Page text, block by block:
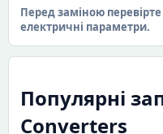
Перед заміною
електричні параметри.
Популярні
Converters